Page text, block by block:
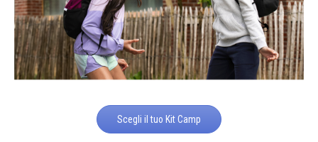
Scegli il tuo Kit Camp